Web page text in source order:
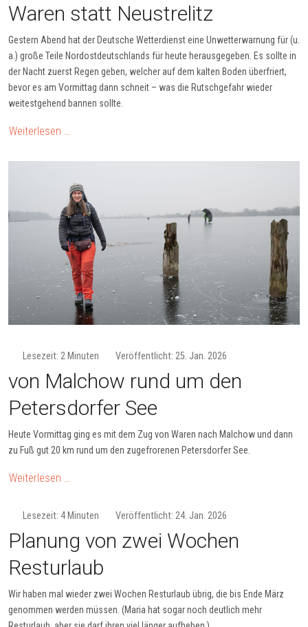
Waren statt Neustrelitz
Gestern Abend hat der Deutsche Wetterdienst eine Unwetterwarnung für (u.
a.) große Teile Nordostdeutschlands für heute herausgegeben. Es sollte in
der Nacht zuerst Regen geben, welcher auf dem kalten Boden überfriert,
bevor es am Vormittag dann schneit – was die Rutschgefahr wieder
weitestgehend bannen sollte.
Weiterlesen …
Lesezeit: 2 Minuten Veröffentlicht: 25. Jan. 2026
von Malchow rund um den
Petersdorfer See
Heute Vormittag ging es mit dem Zug von Waren nach Malchow und dann
zu Fuß gut 20 km rund um den zugefrorenen Petersdorfer See.
Weiterlesen …
Lesezeit: 4 Minuten Veröffentlicht: 24. Jan. 2026
Planung von zwei Wochen
Resturlaub
Wir haben mal wieder zwei Wochen Resturlaub übrig, die bis Ende März
genommen werden müssen. (Maria hat sogar noch deutlich mehr